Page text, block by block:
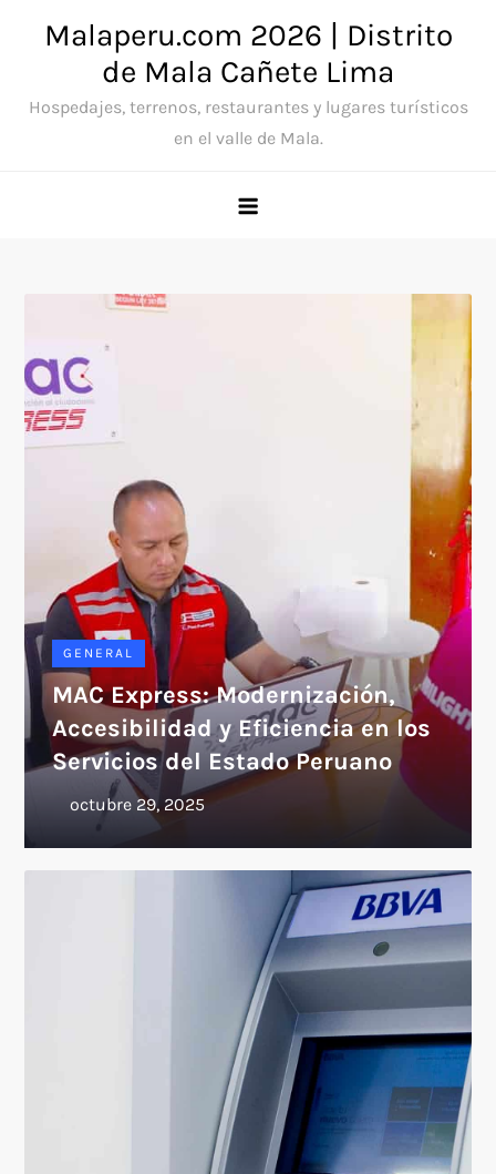
Malaperu.com 2026 | Distrito
de Mala Cañete Lima
Hospedajes, terrenos, restaurantes y lugares turísticos
en el valle de Mala.
GENERAL
MAC Express: Modernización,
Accesibilidad y Eficiencia en los
Servicios del Estado Peruano